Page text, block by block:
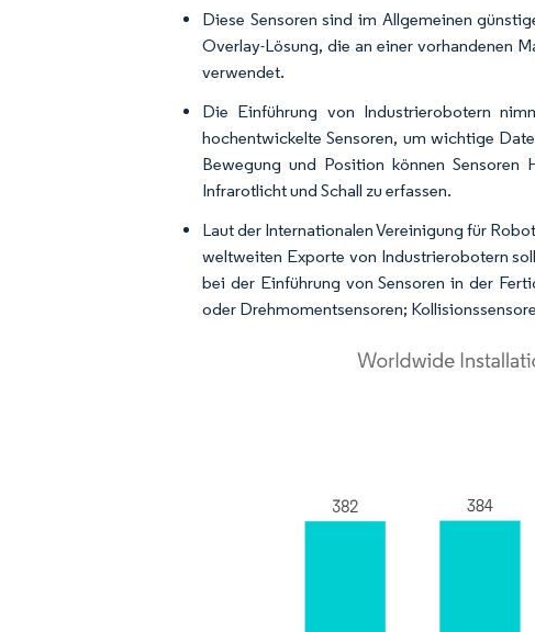
Diese Sensoren sind im Allgemeinen
Overlay-Lösung, die an einer vorhandenen
verwendet.
Die Einführung von Industrierobotern
hochentwickelte Sensoren, um wichtige
Bewegung und Position können Sensoren
Infrarotlicht und Schall zu erfassen.
Laut der Internationalen Vereinigung für
weltweiten Exporte von Industrierobotern
bei der Einführung von Sensoren in der
oder Drehmomentsensoren;